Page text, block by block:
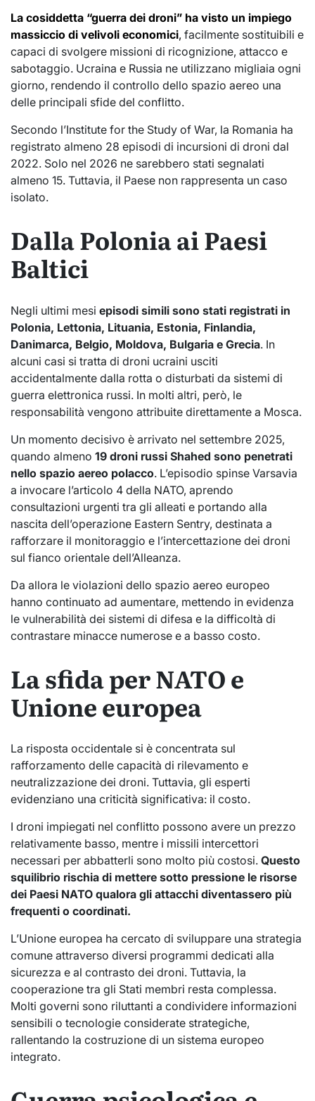
La cosiddetta “guerra dei droni” ha visto un impiego
massiccio di velivoli economici, facilmente sostituibili e
capaci di svolgere missioni di ricognizione, attacco e
sabotaggio. Ucraina e Russia ne utilizzano migliaia ogni
giorno, rendendo il controllo dello spazio aereo una
delle principali sfide del conflitto.
Secondo l’Institute for the Study of War, la Romania ha
registrato almeno 28 episodi di incursioni di droni dal
2022. Solo nel 2026 ne sarebbero stati segnalati
almeno 15. Tuttavia, il Paese non rappresenta un caso
isolato.
Dalla Polonia ai Paesi
Baltici
Negli ultimi mesi episodi simili sono stati registrati in
Polonia, Lettonia, Lituania, Estonia, Finlandia,
Danimarca, Belgio, Moldova, Bulgaria e Grecia. In
alcuni casi si tratta di droni ucraini usciti
accidentalmente dalla rotta o disturbati da sistemi di
guerra elettronica russi. In molti altri, però, le
responsabilità vengono attribuite direttamente a Mosca.
Un momento decisivo è arrivato nel settembre 2025,
quando almeno 19 droni russi Shahed sono penetrati
nello spazio aereo polacco. L’episodio spinse Varsavia
a invocare l’articolo 4 della NATO, aprendo
consultazioni urgenti tra gli alleati e portando alla
nascita dell’operazione Eastern Sentry, destinata a
rafforzare il monitoraggio e l’intercettazione dei droni
sul fianco orientale dell’Alleanza.
Da allora le violazioni dello spazio aereo europeo
hanno continuato ad aumentare, mettendo in evidenza
le vulnerabilità dei sistemi di difesa e la difficoltà di
contrastare minacce numerose e a basso costo.
La sfida per NATO e
Unione europea
La risposta occidentale si è concentrata sul
rafforzamento delle capacità di rilevamento e
neutralizzazione dei droni. Tuttavia, gli esperti
evidenziano una criticità significativa: il costo.
I droni impiegati nel conflitto possono avere un prezzo
relativamente basso, mentre i missili intercettori
necessari per abbatterli sono molto più costosi. Questo
squilibrio rischia di mettere sotto pressione le risorse
dei Paesi NATO qualora gli attacchi diventassero più
frequenti o coordinati.
L’Unione europea ha cercato di sviluppare una strategia
comune attraverso diversi programmi dedicati alla
sicurezza e al contrasto dei droni. Tuttavia, la
cooperazione tra gli Stati membri resta complessa.
Molti governi sono riluttanti a condividere informazioni
sensibili o tecnologie considerate strategiche,
rallentando la costruzione di un sistema europeo
integrato.